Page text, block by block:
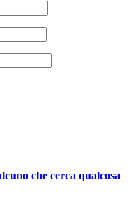
che cerca qualcosa